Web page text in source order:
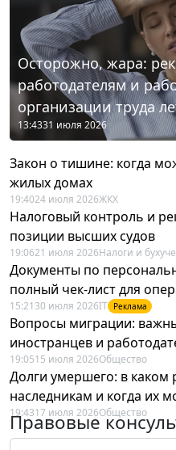
Осторожно, жара:
работодателям и
организации труда
13:4331 июля 2026
Закон о тишине: когда
жилых домах
19:4024 июля 2026ЖКХ
Налоговый контроль и
позиции высших судов
19:0621 июля 2026Налоги и
Документы по
полный чек-лист для
15:21 30 июля 2026IT Реклама
Вопросы миграции:
иностранцев и
19:0515 июля 2026Общество
Долги умершего: в каком
наследникам и когда их
19:4317 июля 2026Общество
Правовые